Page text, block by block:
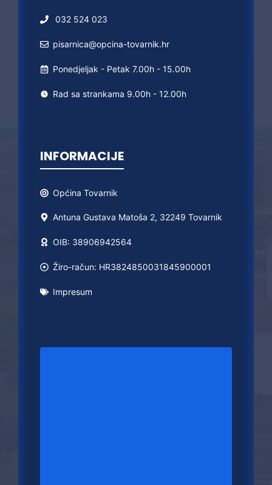
032 524 023
pisarnica@opcina-tovarnik.hr
Ponedjeljak - Petak 7.00h - 15.00h
Rad sa strankama 9.00h - 12.00h
INFORMACIJE
Općina Tovarnik
Antuna Gustava Matoša 2, 32249 Tovarnik
OIB: 38906942564
Žiro-račun: HR3824850031845900001
Impresum